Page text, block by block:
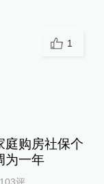
1
庭购房社保个
为一年